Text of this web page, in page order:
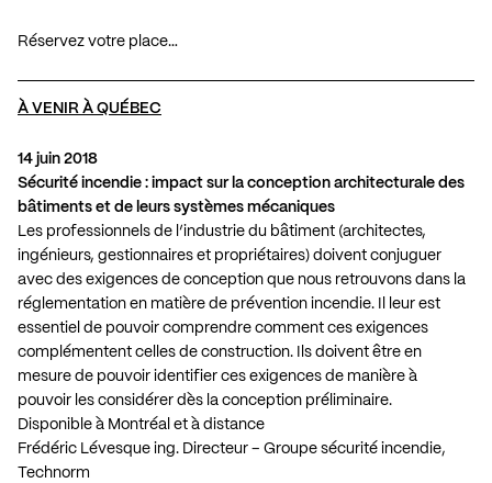
Réservez votre place…
À VENIR À QUÉBEC
14 juin 2018
Sécurité incendie : impact sur la conception architecturale des
bâtiments et de leurs systèmes mécaniques
Les professionnels de l’industrie du bâtiment (architectes,
ingénieurs, gestionnaires et propriétaires) doivent conjuguer
avec des exigences de conception que nous retrouvons dans la
réglementation en matière de prévention incendie. Il leur est
essentiel de pouvoir comprendre comment ces exigences
complémentent celles de construction. Ils doivent être en
mesure de pouvoir identifier ces exigences de manière à
pouvoir les considérer dès la conception préliminaire.
Disponible à Montréal et à distance
Frédéric Lévesque ing. Directeur – Groupe sécurité incendie,
Technorm